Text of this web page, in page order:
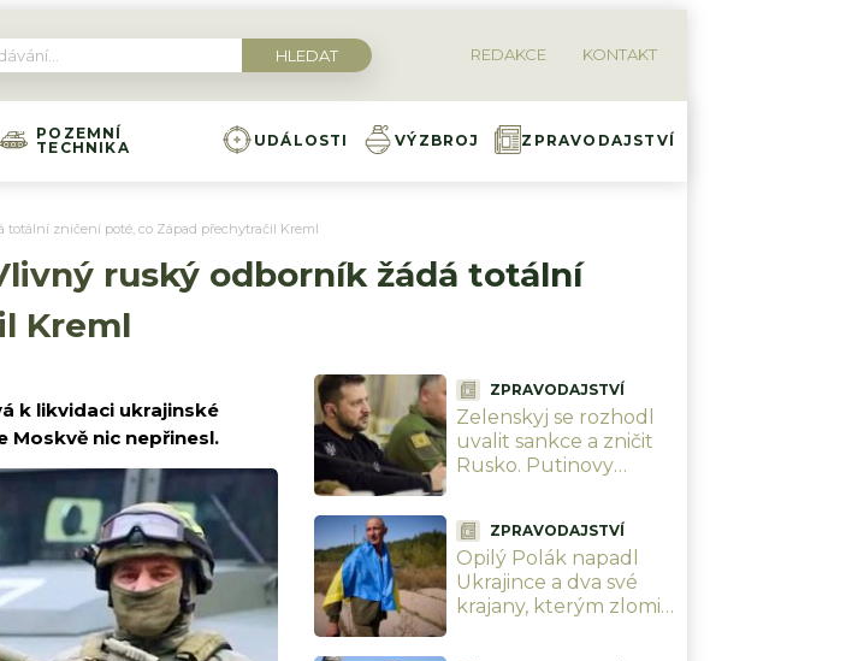
REDAKCE KONTAKT
POZEMNÍ
TECHNIKA
UDÁLOSTI VÝZBROJ ZPRAVODAJSTVÍ
totální zničení poté, co Západ přechytračil Kreml
ruský odborník žádá totální
Kreml
k likvidaci ukrajinské
Moskvě nic nepřinesl.
ZPRAVODAJSTVÍ
Zelenskyj se rozhodl
uvalit sankce a zničit
Rusko. Putinovy
ZPRAVODAJSTVÍ
Opilý Polák napadl
Ukrajince a dva své
krajany, kterým zlomil